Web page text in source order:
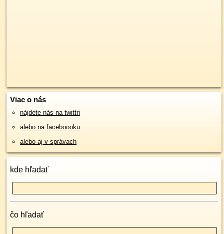
Viac o nás
nájdete nás na twittri
alebo na faceboooku
alebo aj v správach
kde hľadať
čo hľadať